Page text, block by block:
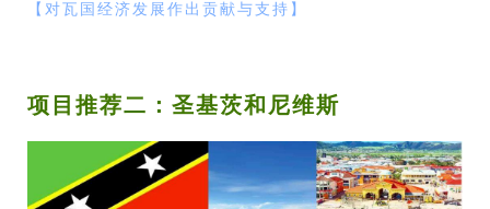
【对瓦国经济发展作出贡献与支持】
项目推荐二：圣基茨和尼维斯